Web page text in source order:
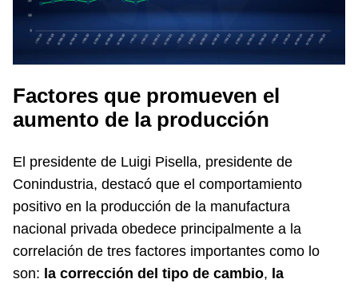
Factores que promueven el
aumento de la producción
El presidente de Luigi Pisella, presidente de
Conindustria, destacó que el comportamiento
positivo en la producción de la manufactura
nacional privada obedece principalmente a la
correlación de tres factores importantes como lo
son: la corrección del tipo de cambio, la